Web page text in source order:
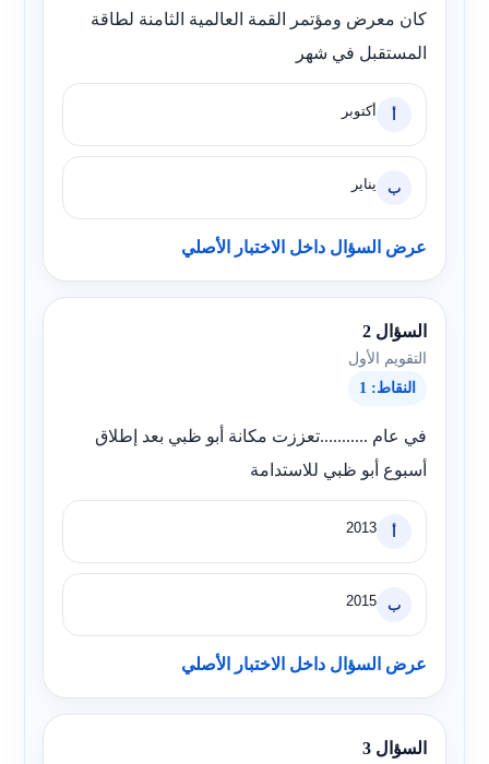
كان معرض ومؤتمر القمة العالمية الثامنة لطاقة
المستقبل في شهر
أ أكتوبر
ب يناير
عرض السؤال داخل الاختبار الأصلي
السؤال 2
التقويم الأول
النقاط: 1
في عام ...........تعززت مكانة أبو ظبي بعد إطلاق
أسبوع أبو ظبي للاستدامة
أ 2013
ب 2015
عرض السؤال داخل الاختبار الأصلي
السؤال 3